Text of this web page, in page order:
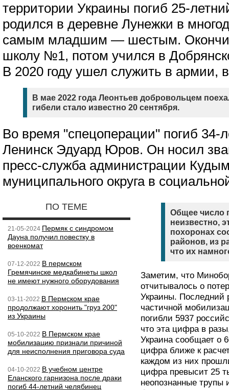
территории Украины погиб 25-
родился в деревне Лунежки в
самым младшим — шестым.
школу №1, потом учился в
В 2020 году ушел служить в армии,
В мае 2022 года Леонтьев добровольцем
гибели стало известно 20 сентября.
Во время "спецоперации" погиб 34-
Ленинск Эдуард Юров. Он носил
пресс-служба администрации
муниципального округа в
ПО ТЕМЕ
21-05-2024 Пермяк с синдромом
Дауна получил повестку в
военкомат
07-12-2022 В пермском
Гремячинске медкабинеты школ
не имеют нужного оборудования
03-11-2022 В Пермском крае
продолжают хоронить "груз 200"
из Украины
05-10-2022 В Пермском крае
мобилизацию признали причиной
для неисполнения приговора суда
04-10-2022 В учебном центре
Еланского гарнизона после драки
погиб 44-летний челябинец
Общее число
неизвестно,
похоронах
районов, из
что их
Заметим, что
отчитывалось о
Украины. Последний
частичной
погибли 5937
что эта цифра в
Украина сообщает о
цифра ближе к
каждом из них
цифра превысит 25
неопознанные трупы